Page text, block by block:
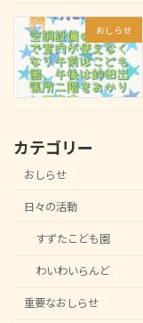
おしらせ
カテゴリー
おしらせ
日々の活動
すずたこども園
わいわいらんど
重要なおしらせ